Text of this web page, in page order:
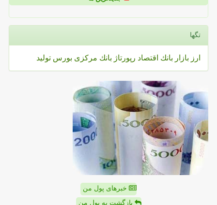
تگها
ارز بازار بانك اقتصاد رپورتاژ بانك مركزی بورس تولید
خبرهای پول من
بازگشت به پول من